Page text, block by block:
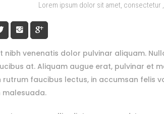
Lorem ipsum dolor sit amet, consectetur
venenatis dolor pulvinar aliquam.
at. Aliquam augue erat, pulvinar et
faucibus lectus, in accumsan felis
malesuada.